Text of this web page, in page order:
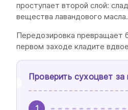
проступает второй слой:
вещества лавандового масла.
Передозировка превращает
первом заходе кладите
Проверить сухоцвет за